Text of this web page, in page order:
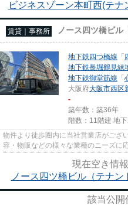
ビジネスゾーン本町西(テ
賃貸｜事務所 ノース四ツ橋ビル
地下鉄四つ橋線 「
地下鉄長堀鶴見緑
地下鉄御堂筋線 「
大阪府大阪市西区
-
築年数：築36年
階数：11階建 地
物件より徒歩圏内に当社営業店がござ
容・物販などの様々な業種のニーズに
尚、弊社ではおとり広告は一切...
現在空き情
ノース四ツ橋ビル（テナ
該当公開